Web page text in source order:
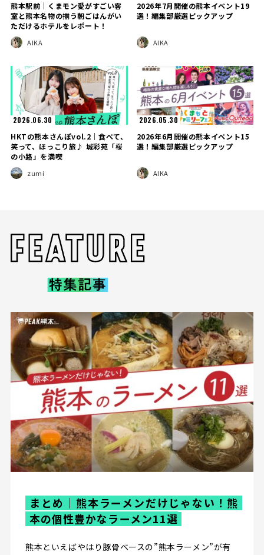
熊本駅前｜くまモン愛がすごい客
室と熊本名物の揃う朝ごはんがい
ただけるホテルをレポート！
AIKA
2026年7月開催の熊本イベント19
選！編集部厳選ピックアップ
AIKA
2026.06.30
HKTの熊本さんぽvol.2｜食べて、
笑って、ほっこり旅♪ 城彩苑「桜
の小路」を満喫
zumi
2026.05.30
2026年6月開催の熊本イベント15
選！編集部厳選ピックアップ
AIKA
まとめ｜熊本ラーメンだけじゃない！熊
本の個性豊かなラーメン11選
熊本といえばやはり豚骨ベースの”熊本ラーメン”が有